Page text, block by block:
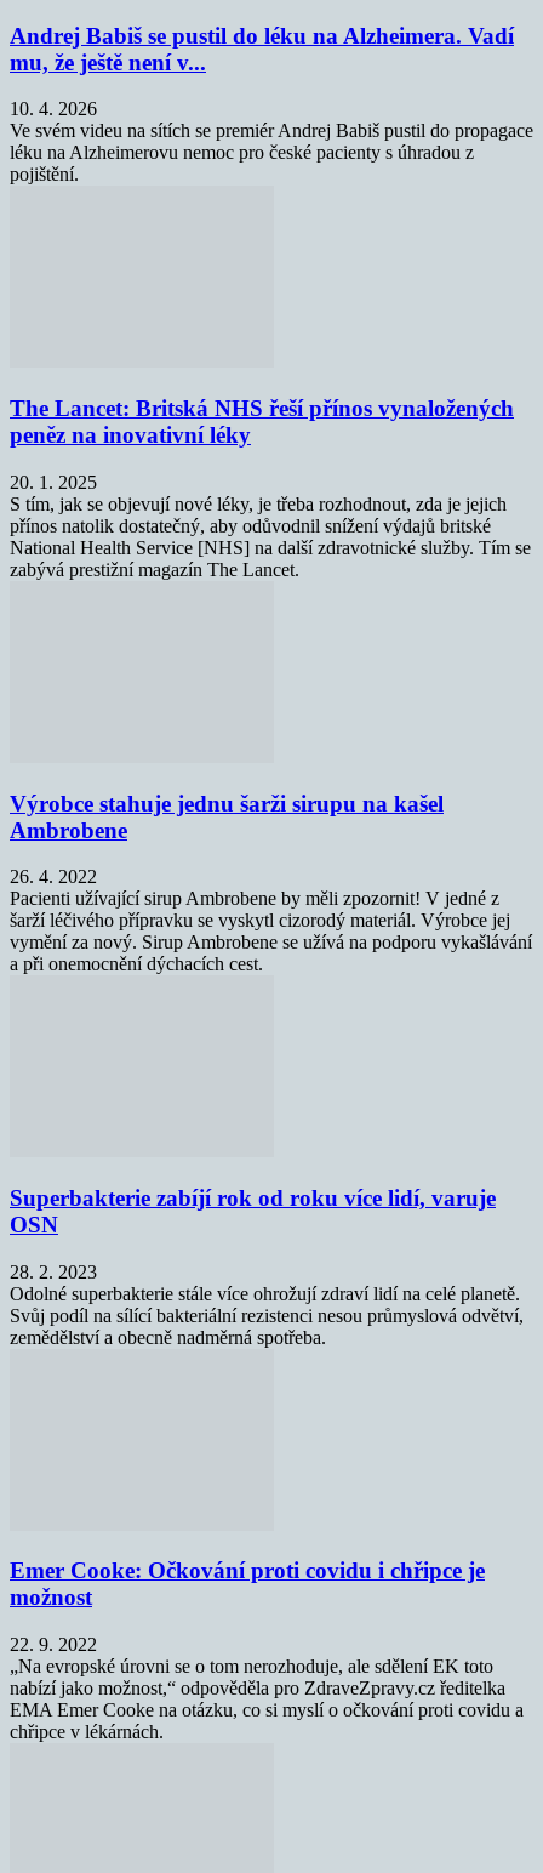
Andrej Babiš se pustil do léku na Alzheimera. Vadí
mu, že ještě není v...
10. 4. 2026
Ve svém videu na sítích se premiér Andrej Babiš pustil do propagace
léku na Alzheimerovu nemoc pro české pacienty s úhradou z
pojištění.
The Lancet: Britská NHS řeší přínos vynaložených
peněz na inovativní léky
20. 1. 2025
S tím, jak se objevují nové léky, je třeba rozhodnout, zda je jejich
přínos natolik dostatečný, aby odůvodnil snížení výdajů britské
National Health Service [NHS] na další zdravotnické služby. Tím se
zabývá prestižní magazín The Lancet.
Výrobce stahuje jednu šarži sirupu na kašel
Ambrobene
26. 4. 2022
Pacienti užívající sirup Ambrobene by měli zpozornit! V jedné z
šarží léčivého přípravku se vyskytl cizorodý materiál. Výrobce jej
vymění za nový. Sirup Ambrobene se užívá na podporu vykašlávání
a při onemocnění dýchacích cest.
Superbakterie zabíjí rok od roku více lidí, varuje
OSN
28. 2. 2023
Odolné superbakterie stále více ohrožují zdraví lidí na celé planetě.
Svůj podíl na sílící bakteriální rezistenci nesou průmyslová odvětví,
zemědělství a obecně nadměrná spotřeba.
Emer Cooke: Očkování proti covidu i chřipce je
možnost
22. 9. 2022
„Na evropské úrovni se o tom nerozhoduje, ale sdělení EK toto
nabízí jako možnost,“ odpověděla pro ZdraveZpravy.cz ředitelka
EMA Emer Cooke na otázku, co si myslí o očkování proti covidu a
chřipce v lékárnách.